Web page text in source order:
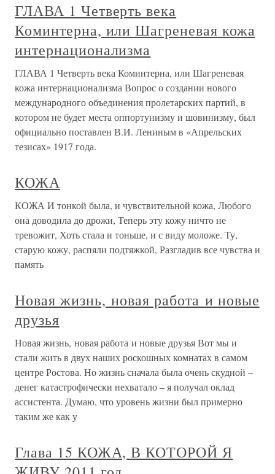
ГЛАВА 1 Четверть века
Коминтерна, или Шагреневая кожа
интернационализма
ГЛАВА 1 Четверть века Коминтерна, или Шагреневая
кожа интернационализма Вопрос о создании нового
международного объединения пролетарских партий, в
котором не будет места оппортунизму и шовинизму, был
официально поставлен В.И. Лениным в «Апрельских
тезисах» 1917 года.
КОЖА
КОЖА И тонкой была, и чувствительной кожа, Любого
она доводила до дрожи, Теперь эту кожу ничто не
тревожит, Хоть стала и тоньше, и с виду моложе. Ту,
старую кожу, распяли подтяжкой, Разгладив все чувства и
память
Новая жизнь, новая работа и новые
друзья
Новая жизнь, новая работа и новые друзья Вот мы и
стали жить в двух наших роскошных комнатах в самом
центре Ростова. Но жизнь сначала была очень скудной –
денег катастрофически нехватало – я получал оклад
ассистента. Думаю, что уровень жизни был примерно
таким же как у
Глава 15 КОЖА, В КОТОРОЙ Я